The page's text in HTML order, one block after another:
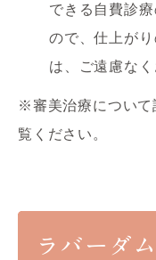
できる自費診
ので、仕上が
は、ご遠慮なく
※審美治療について
覧ください。
ラバーダ